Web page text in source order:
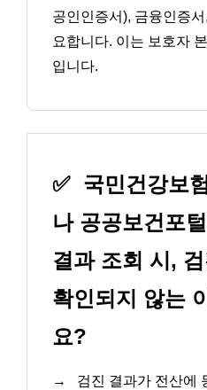
공인인증서), 금융인증
요합니다. 이는 보호자
입니다.
✅ 국민건강보
나 공공보건포
결과 조회 시,
확인되지 않는
요?
→
검진 결과가 전산에